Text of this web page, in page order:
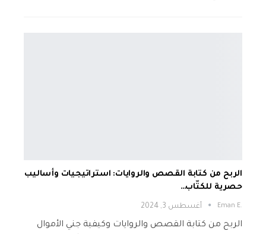
الربح من كتابة القصص والروايات: استراتيجيات وأساليب
حصرية للكتّاب…
.Eman E أغسطس 3, 2024
الربح من كتابة القصص والروايات وكيفية جني الأموال